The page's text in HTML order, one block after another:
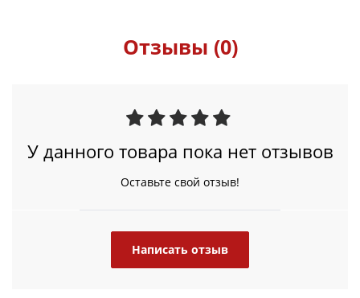
Отзывы (0)
У данного товара пока нет отзывов
Оставьте свой отзыв!
Написать отзыв